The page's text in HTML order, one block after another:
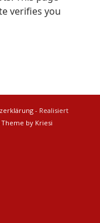
- Realisiert
by Kriesi